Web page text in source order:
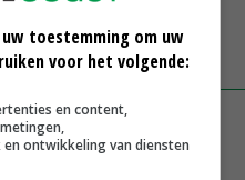
ver voor de grens bij
toestemming om uw
voor het volgende:
en content,
ontwikkeling van diensten